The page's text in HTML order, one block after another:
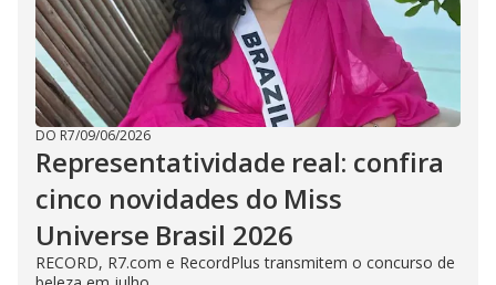
DO R7/09/06/2026
Representatividade real: confira
cinco novidades do Miss
Universe Brasil 2026
RECORD, R7.com e RecordPlus transmitem o concurso de